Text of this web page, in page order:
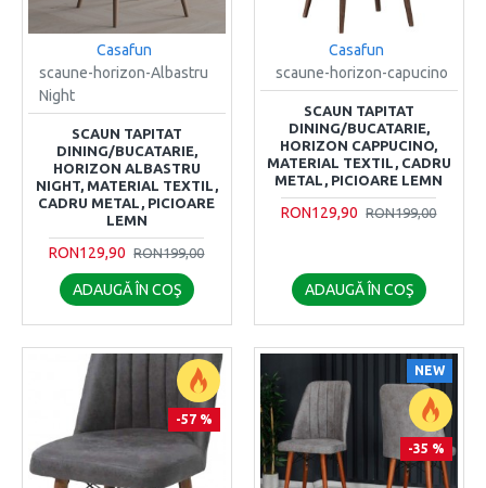
Casafun
scaune-horizon-Albastru
Night
SCAUN TAPITAT
DINING/BUCATARIE,
HORIZON ALBASTRU
NIGHT, MATERIAL TEXTIL,
CADRU METAL, PICIOARE
LEMN
RON129,90 RON199,00
ADAUGĂ ÎN COŞ
Casafun
scaune-horizon-capucino
SCAUN TAPITAT
DINING/BUCATARIE,
HORIZON CAPPUCINO,
MATERIAL TEXTIL, CADRU
METAL, PICIOARE LEMN
RON129,90 RON199,00
ADAUGĂ ÎN COŞ
-57 %
NEW
-35 %